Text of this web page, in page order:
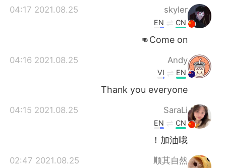
skyler
2021.08.25 04:17
CN
EN
Come on👊
Andy
2021.08.25 04:16
EN
VI
Thank you everyone
SaraLi
2021.08.25 04:15
CN
EN
加油哦！
顺其自然
2021.08.25 02:47